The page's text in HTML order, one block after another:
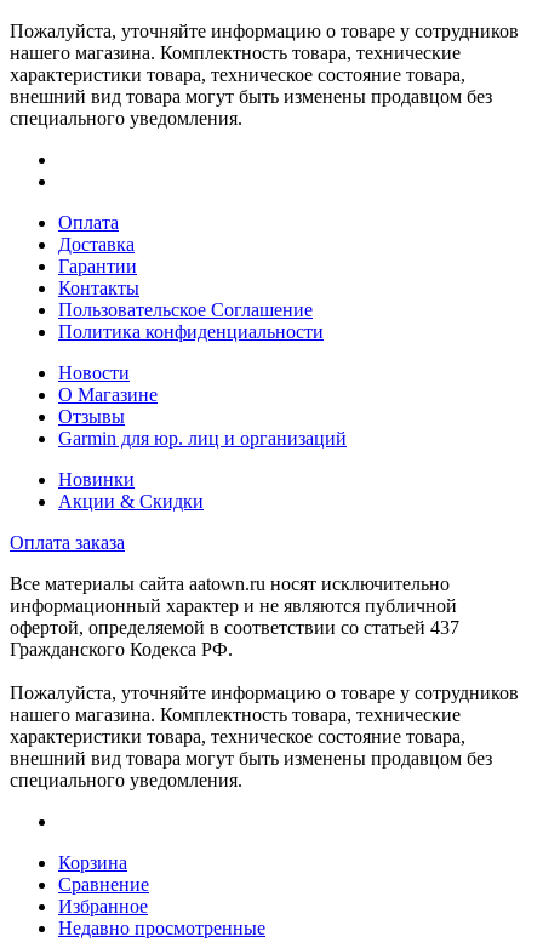
Пожалуйста, уточняйте информацию о товаре у сотрудников
нашего магазина. Комплектность товара, технические
характеристики товара, техническое состояние товара,
внешний вид товара могут быть изменены продавцом без
специального уведомления.
Оплата
Доставка
Гарантии
Контакты
Пользовательское Соглашение
Политика конфиденциальности
Новости
О Магазине
Отзывы
Garmin для юр. лиц и организаций
Новинки
Акции & Скидки
Оплата заказа
Все материалы сайта aatown.ru носят исключительно
информационный характер и не являются публичной
офертой, определяемой в соответствии со статьей 437
Гражданского Кодекса РФ.
Пожалуйста, уточняйте информацию о товаре у сотрудников
нашего магазина. Комплектность товара, технические
характеристики товара, техническое состояние товара,
внешний вид товара могут быть изменены продавцом без
специального уведомления.
Корзина
Сравнение
Избранное
Недавно просмотренные